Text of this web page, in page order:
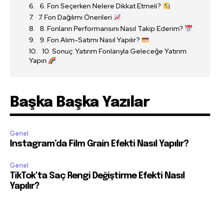
6. Fon Seçerken Nelere Dikkat Etmeli?
7. Fon Dağılımı Önerileri
8. Fonların Performansını Nasıl Takip Ederim?
9. Fon Alım-Satımı Nasıl Yapılır?
10. Sonuç: Yatırım Fonlarıyla Geleceğe Yatırım
Yapın
Başka Başka Yazılar
Genel
Instagram’da Film Grain Efekti Nasıl Yapılır?
Genel
TikTok’ta Saç Rengi Değiştirme Efekti Nasıl
Yapılır?